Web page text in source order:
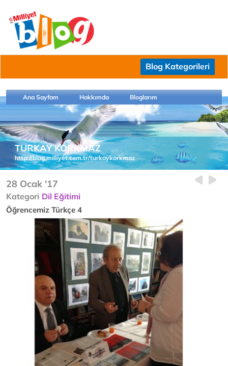
Blog Kategorileri
Ana Sayfam Hakkımda Bloglarım
TURKAY KORKMAZ
http://blog.milliyet.com.tr/turkaykorkmaz
28 Ocak '17
Kategori Dil Eğitimi
Öğrencemiz Türkçe 4